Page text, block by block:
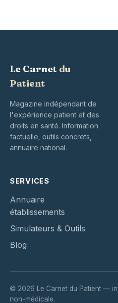
Le Carnet du
Patient
Magazine indépendant de
l'expérience patient et des
droits en santé. Information
factuelle, outils concrets,
annuaire national.
SERVICES
Annuaire
établissements
Simulateurs & Outils
Blog
© 2026 Le Carnet du Patient —
non-médicale.